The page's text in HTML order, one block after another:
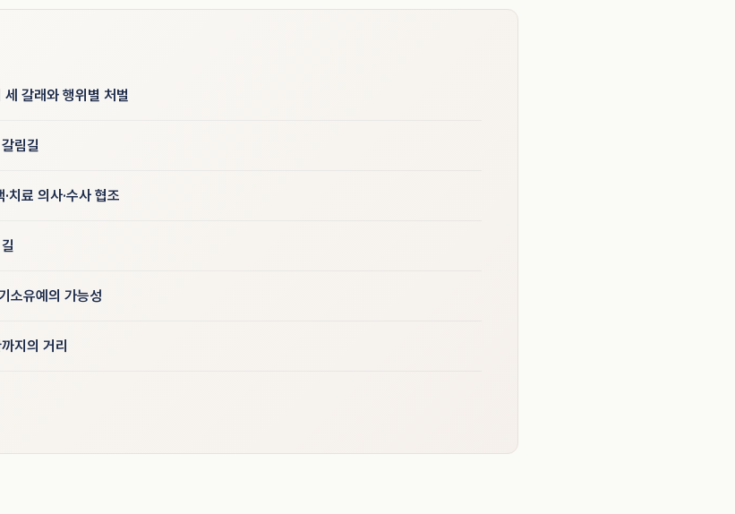
갈래와 행위별 처벌
림길
치료 의사·수사 협조
소유예의 가능성
지의 거리